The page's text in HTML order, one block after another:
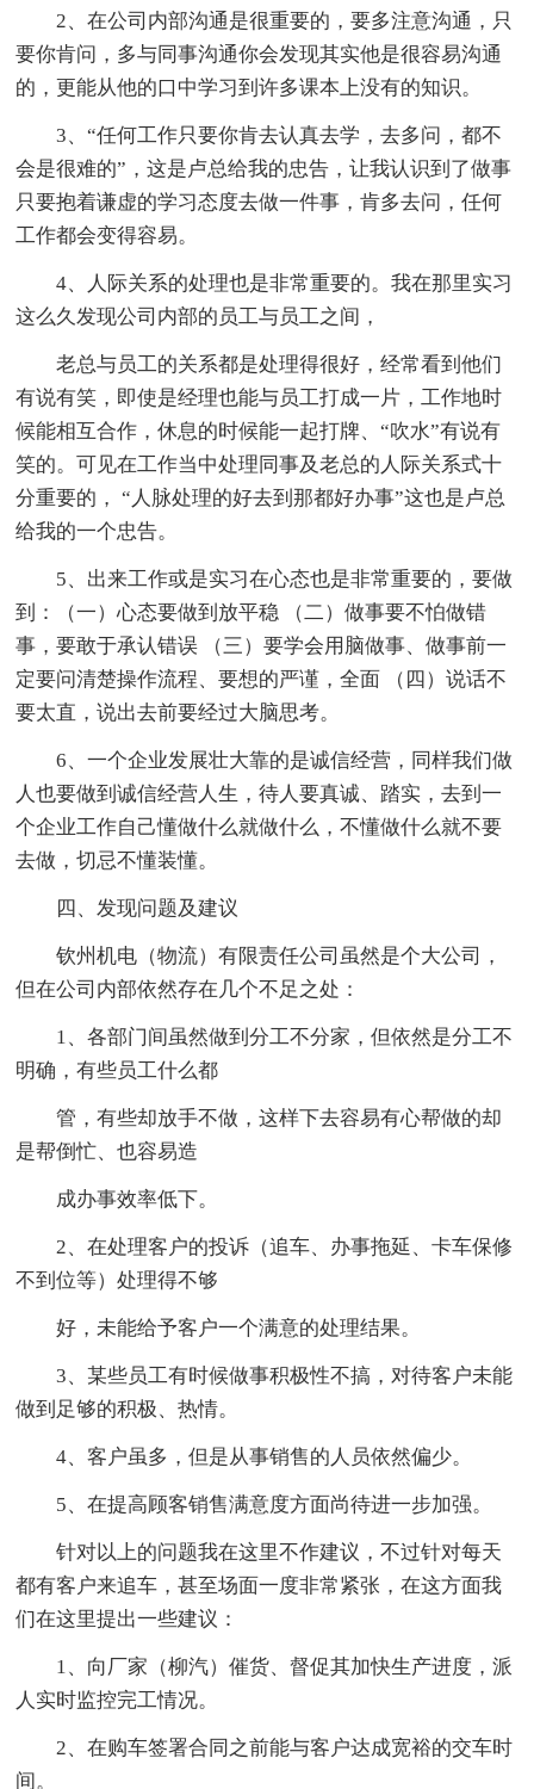
2、在公司内部沟通是很重要的，要多注意沟通，只
要你肯问，多与同事沟通你会发现其实他是很容易沟通
的，更能从他的口中学习到许多课本上没有的知识。
3、“任何工作只要你肯去认真去学，去多问，都不
会是很难的”，这是卢总给我的忠告，让我认识到了做事
只要抱着谦虚的学习态度去做一件事，肯多去问，任何
工作都会变得容易。
4、人际关系的处理也是非常重要的。我在那里实习
这么久发现公司内部的员工与员工之间，
老总与员工的关系都是处理得很好，经常看到他们
有说有笑，即使是经理也能与员工打成一片，工作地时
候能相互合作，休息的时候能一起打牌、“吹水”有说有
笑的。可见在工作当中处理同事及老总的人际关系式十
分重要的， “人脉处理的好去到那都好办事”这也是卢总
给我的一个忠告。
5、出来工作或是实习在心态也是非常重要的，要做
到：（一）心态要做到放平稳 （二）做事要不怕做错
事，要敢于承认错误 （三）要学会用脑做事、做事前一
定要问清楚操作流程、要想的严谨，全面 （四）说话不
要太直，说出去前要经过大脑思考。
6、一个企业发展壮大靠的是诚信经营，同样我们做
人也要做到诚信经营人生，待人要真诚、踏实，去到一
个企业工作自己懂做什么就做什么，不懂做什么就不要
去做，切忌不懂装懂。
四、发现问题及建议
钦州机电（物流）有限责任公司虽然是个大公司，
但在公司内部依然存在几个不足之处：
1、各部门间虽然做到分工不分家，但依然是分工不
明确，有些员工什么都
管，有些却放手不做，这样下去容易有心帮做的却
是帮倒忙、也容易造
成办事效率低下。
2、在处理客户的投诉（追车、办事拖延、卡车保修
不到位等）处理得不够
好，未能给予客户一个满意的处理结果。
3、某些员工有时候做事积极性不搞，对待客户未能
做到足够的积极、热情。
4、客户虽多，但是从事销售的人员依然偏少。
5、在提高顾客销售满意度方面尚待进一步加强。
针对以上的问题我在这里不作建议，不过针对每天
都有客户来追车，甚至场面一度非常紧张，在这方面我
们在这里提出一些建议：
1、向厂家（柳汽）催货、督促其加快生产进度，派
人实时监控完工情况。
2、在购车签署合同之前能与客户达成宽裕的交车时
间。